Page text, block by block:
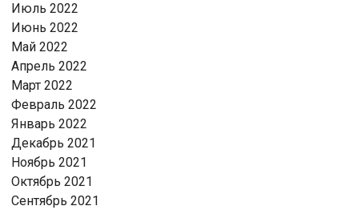
Июль 2022
Июнь 2022
Май 2022
Апрель 2022
Март 2022
Февраль 2022
Январь 2022
Декабрь 2021
Ноябрь 2021
Октябрь 2021
Сентябрь 2021